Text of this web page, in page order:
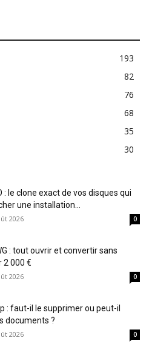
193
82
76
68
35
30
: le clone exact de vos disques qui
une installation...
2026 0
: tout ouvrir et convertir sans
2 000 €
2026 0
: faut-il le supprimer ou peut-il
documents ?
2026 0